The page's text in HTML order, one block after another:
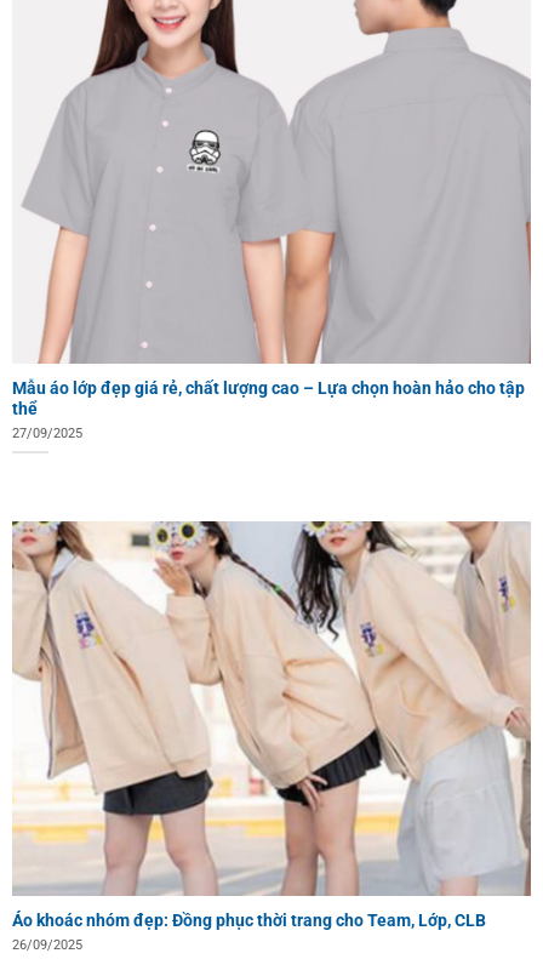
Mẫu áo lớp đẹp giá rẻ, chất lượng cao – Lựa chọn hoàn hảo cho tập
thể
27/09/2025
Áo khoác nhóm đẹp: Đồng phục thời trang cho Team, Lớp, CLB
26/09/2025